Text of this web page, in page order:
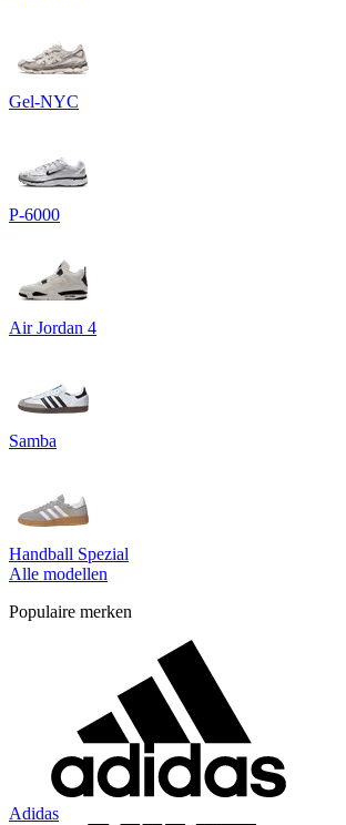
Gel-NYC
P-6000
Air Jordan 4
Samba
Handball Spezial
Alle modellen
Populaire merken
Adidas